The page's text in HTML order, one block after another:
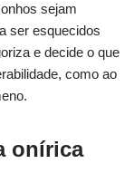
sejam
ser esquecidos
e decide o que
como ao
onírica